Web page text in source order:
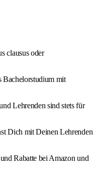
clausus oder
Bachelorstudium mit
Lehrenden sind stets für
Dich mit Deinen Lehrenden
Rabatte bei Amazon und